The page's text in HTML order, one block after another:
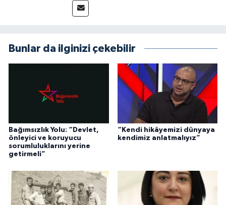
Bunlar da ilginizi çekebilir
Bağımsızlık Yolu: “Devlet,
önleyici ve koruyucu
sorumluluklarını yerine
getirmeli”
“Kendi hikâyemizi dünyaya
kendimiz anlatmalıyız”